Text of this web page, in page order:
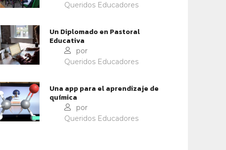
CONTEXTOS EDUCATIVOS
Queridos Educadores
Un Diplomado en Pastoral
Educativa
por
Queridos Educadores
Una app para el aprendizaje de
química
por
Queridos Educadores